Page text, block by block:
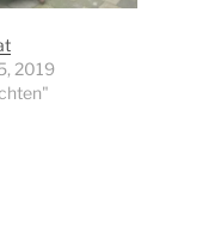
2019